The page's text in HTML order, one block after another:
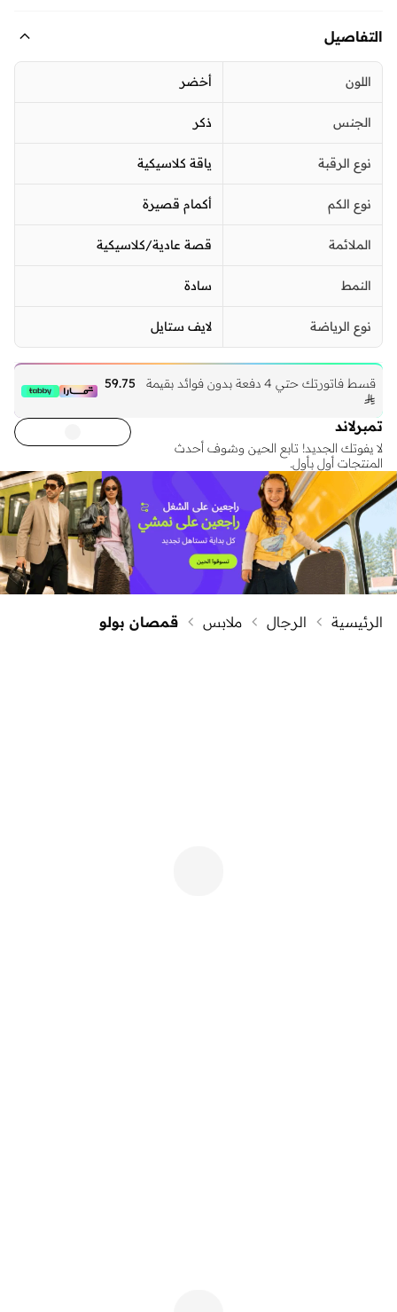
التفاصيل
اللون أخضر
الجنس ذكر
نوع الرقبة ياقة كلاسيكية
نوع الكم أكمام قصيرة
الملائمة قصة عادية/كلاسيكية
النمط سادة
نوع الرياضة لايف ستايل
قسط فاتورتك حتي 4 دفعة بدون فوائد بقيمة
59.75

تمبرلاند
لا يفوتك الجديد! تابع الحين وشوف أحدث
المنتجات أول بأول.
الرئيسية الرجال ملابس قمصان بولو